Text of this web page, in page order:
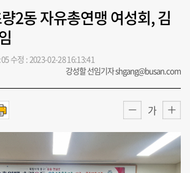
2동 자유총연맹 여성회, 김
수정 : 2023-02-28 16:13:41
강성할 선임기자 shgang@busan.com
가